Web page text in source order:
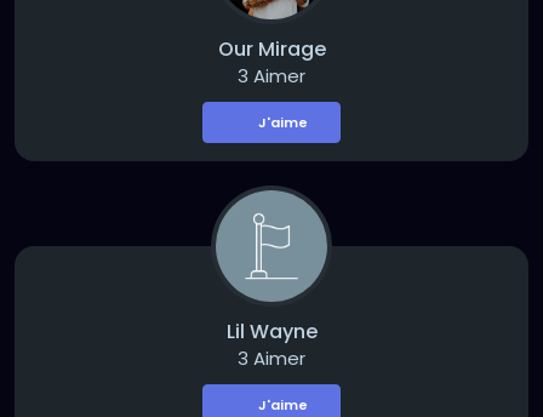
Our Mirage
3 Aimer
J'aime
Lil Wayne
3 Aimer
J'aime